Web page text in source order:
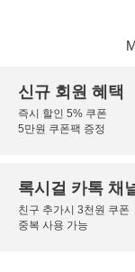
신규 회원 혜택
즉시 할인 5% 쿠폰
5만원 쿠폰팩 증정
록시걸 카톡 채
친구 추가시 3천원 쿠폰
중복 사용 가능